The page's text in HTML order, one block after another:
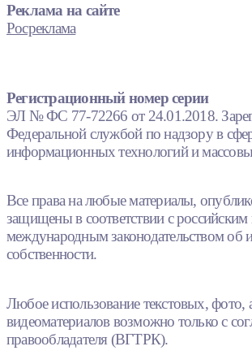
Реклама на сайте
Росреклама
Регистрационный номер серии
ЭЛ № ФС 77-72266 от 24.01.2018.
Федеральной службой по надзору в
информационных технологий и
Все права на любые материалы,
защищены в соответствии с российским
международным законодательством об
собственности.
Любое использование текстовых, фото,
видеоматериалов возможно только с
правообладателя (ВГТРК).